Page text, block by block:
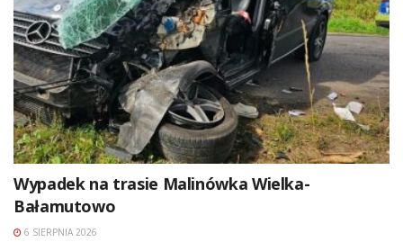
Wypadek na trasie Malinówka Wielka-
Bałamutowo
6 SIERPNIA 2026